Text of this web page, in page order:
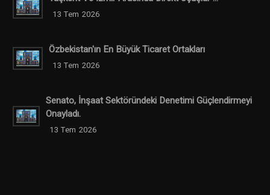
13 Tem 2026
Özbekistan'ın En Büyük Ticaret Ortakları
13 Tem 2026
Senato, İnşaat Sektöründeki Denetimi Güçlendirmeyi
Onayladı.
13 Tem 2026